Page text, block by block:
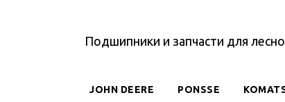
Подшипники и запчасти для
JOHN DEERE PONSSE